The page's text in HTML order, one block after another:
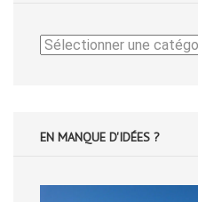
Catégories
EN MANQUE D'IDÉES ?